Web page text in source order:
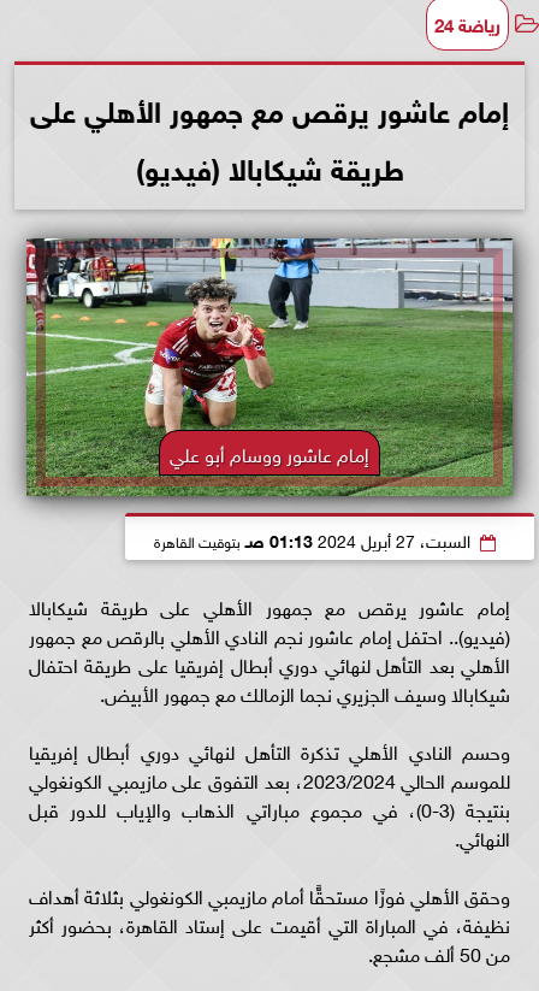
رياضة 24
إمام عاشور يرقص مع جمهور الأهلي على
طريقة شيكابالا (فيديو)
إمام عاشور ووسام أبو علي
السبت، 27 أبريل 2024 01:13 صـ بتوقيت القاهرة
إمام عاشور يرقص مع جمهور الأهلي على طريقة شيكابالا
(فيديو).. احتفل إمام عاشور نجم النادي الأهلي بالرقص مع جمهور
الأهلي بعد التأهل لنهائي دوري أبطال إفريقيا على طريقة احتفال
شيكابالا وسيف الجزيري نجما الزمالك مع جمهور الأبيض.
وحسم النادي الأهلي تذكرة التأهل لنهائي دوري أبطال إفريقيا
للموسم الحالي 2023/2024، بعد التفوق على مازيمبي الكونغولي
بنتيجة (3-0)، في مجموع مباراتي الذهاب والإياب للدور قبل
النهائي.
وحقق الأهلي فوزًا مستحقًّا أمام مازيمبي الكونغولي بثلاثة أهداف
نظيفة، في المباراة التي أقيمت على إستاد القاهرة، بحضور أكثر
من 50 ألف مشجع.